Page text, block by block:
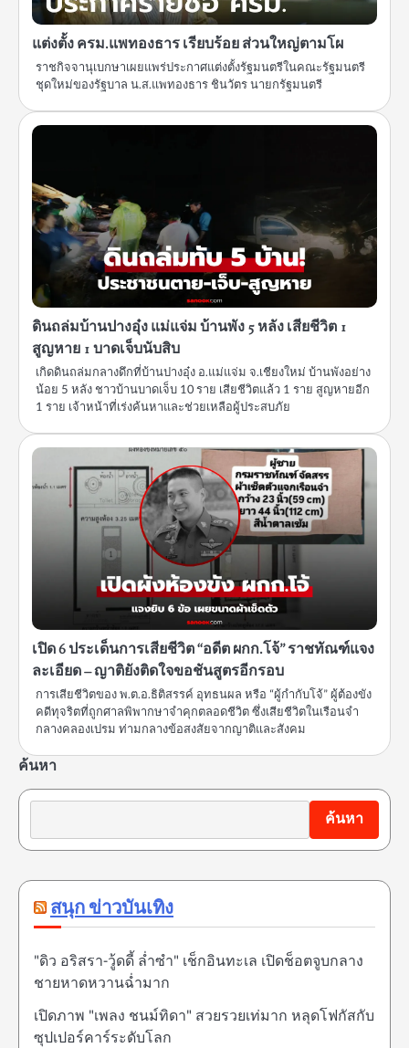
แต่งตั้ง ครม.แพทองธาร เรียบร้อย ส่วนใหญ่ตามโผ
ราชกิจจานุเบกษาเผยแพร่ประกาศแต่งตั้งรัฐมนตรีในคณะรัฐมนตรี
ชุดใหม่ของรัฐบาล น.ส.แพทองธาร ชินวัตร นายกรัฐมนตรี
ดินถล่มบ้านปางอุ๋ง แม่แจ่ม บ้านพัง 5 หลัง เสียชีวิต 1
สูญหาย 1 บาดเจ็บนับสิบ
เกิดดินถล่มกลางดึกที่บ้านปางอุ๋ง อ.แม่แจ่ม จ.เชียงใหม่ บ้านพังอย่าง
น้อย 5 หลัง ชาวบ้านบาดเจ็บ 10 ราย เสียชีวิตแล้ว 1 ราย สูญหายอีก
1 ราย เจ้าหน้าที่เร่งค้นหาและช่วยเหลือผู้ประสบภัย
เปิด 6 ประเด็นการเสียชีวิต “อดีต ผกก.โจ้” ราชทัณฑ์แจง
ละเอียด – ญาติยังติดใจขอชันสูตรอีกรอบ
การเสียชีวิตของ พ.ต.อ.ธิติสรรค์ อุทธนผล หรือ “ผู้กำกับโจ้” ผู้ต้องขัง
คดีทุจริตที่ถูกศาลพิพากษาจำคุกตลอดชีวิต ซึ่งเสียชีวิตในเรือนจำ
กลางคลองเปรม ท่ามกลางข้อสงสัยจากญาติและสังคม
ค้นหา
ค้นหา
สนุก ข่าวบันเทิง
"ดิว อริสรา-วู้ดดี้ ล่ำซำ" เช็กอินทะเล เปิดช็อตจูบกลาง
ชายหาดหวานฉ่ำมาก
เปิดภาพ "เพลง ชนม์ทิดา" สวยรวยเท่มาก หลุดโฟกัสกับ
ซุปเปอร์คาร์ระดับโลก